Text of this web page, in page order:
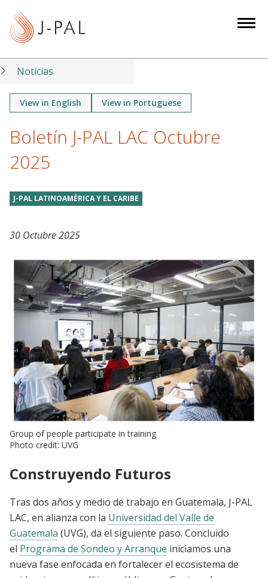
t
Noticias
View in English View in Portuguese
Boletín J-PAL LAC Octubre
2025
J-PAL LATINOAMÉRICA Y EL CARIBE
30 Octubre 2025
Group of people participate in training
Photo credit: UVG
Construyendo Futuros
Tras dos años y medio de trabajo en Guatemala, J-PAL
LAC, en alianza con la Universidad del Valle de
Guatemala (UVG), da el siguiente paso. Concluido
el Programa de Sondeo y Arranque iniciamos una
nueva fase enfocada en fortalecer el ecosistema de